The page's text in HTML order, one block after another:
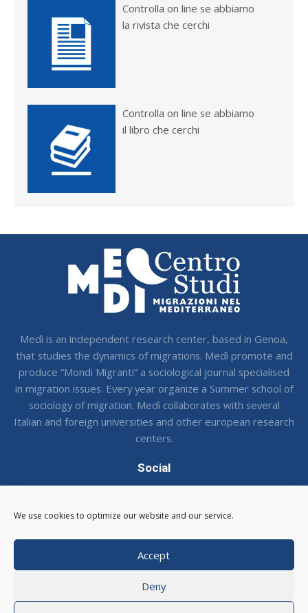
We use cookies to optimize our website and our service.
Accept
Deny
Controlla on line se abbiamo
la rivista che cerchi
Controlla on line se abbiamo
il libro che cerchi
Medì is an independent research center, based in Genoa,
that studies the dynamics of migrations. Medì promote and
produce “Mondi Migranti” a sociological journal specialised
in migration issues. Every year organize a Summer school of
sociology of migration. Medì collaborates with several
Italian and foreign universities and other european research
centers.
Social
© 2026 CSMedi - Centro Studi Medi
Genova | C.F. 95116540105